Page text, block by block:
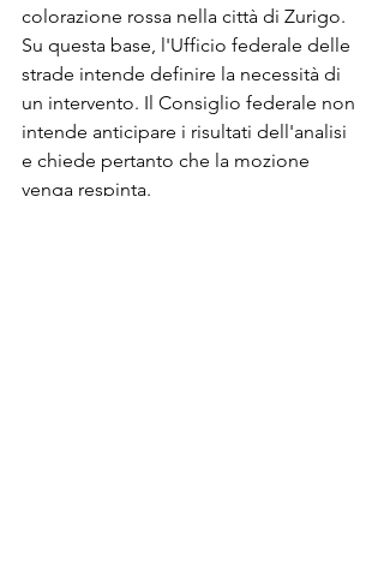
colorazione rossa nella città di Zurigo.
Su questa base, l'Ufficio federale delle
strade intende definire la necessità di
un intervento. Il Consiglio federale non
intende anticipare i risultati dell'analisi
e chiede pertanto che la mozione
venga respinta.